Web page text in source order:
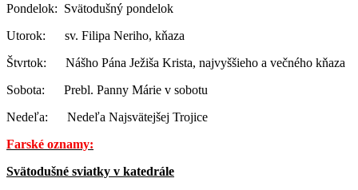
Pondelok: Svätodušný pondelok
Utorok: sv. Filipa Neriho, kňaza
Štvrtok: Nášho Pána Ježiša Krista, najvyššieho a večného kňaza
Sobota: Prebl. Panny Márie v sobotu
Nedeľa: Nedeľa Najsvätejšej Trojice
Farské oznamy:
Svätodušné sviatky v katedrále